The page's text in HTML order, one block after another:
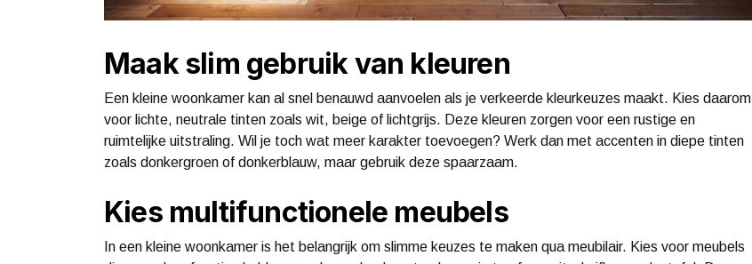
Maak slim gebruik van kleuren
Een kleine woonkamer kan al snel benauwd aanvoelen als je verkeerde kleurkeuzes maakt. Kies daarom
voor lichte, neutrale tinten zoals wit, beige of lichtgrijs. Deze kleuren zorgen voor een rustige en
ruimtelijke uitstraling. Wil je toch wat meer karakter toevoegen? Werk dan met accenten in diepe tinten
zoals donkergroen of donkerblauw, maar gebruik deze spaarzaam.
Kies multifunctionele meubels
In een kleine woonkamer is het belangrijk om slimme keuzes te maken qua meubilair. Kies voor meubels